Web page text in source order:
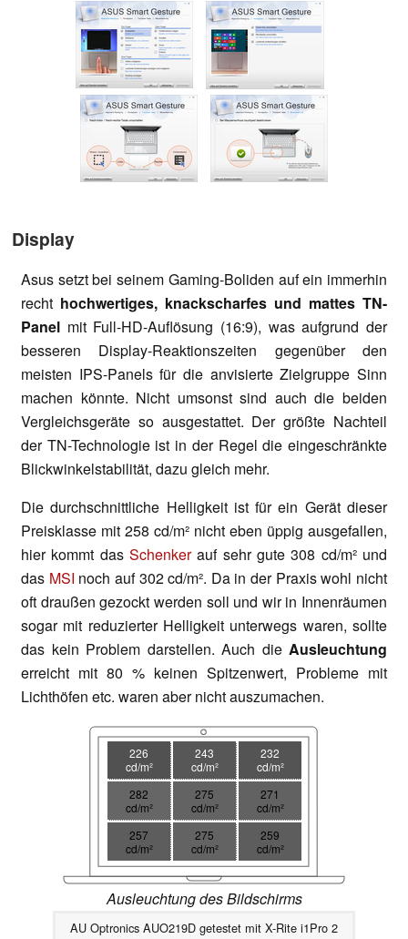
Display
Asus setzt bei seinem Gaming-Boliden auf ein immerhin
recht hochwertiges, knackscharfes und mattes TN-
Panel mit Full-HD-Auflösung (16:9), was aufgrund der
besseren Display-Reaktionszeiten gegenüber den
meisten IPS-Panels für die anvisierte Zielgruppe Sinn
machen könnte. Nicht umsonst sind auch die beiden
Vergleichsgeräte so ausgestattet. Der größte Nachteil
der TN-Technologie ist in der Regel die eingeschränkte
Blickwinkelstabilität, dazu gleich mehr.
Die durchschnittliche Helligkeit ist für ein Gerät dieser
Preisklasse mit 258 cd/m² nicht eben üppig ausgefallen,
hier kommt das Schenkerauf sehr gute 308 cd/m² und
das MSI noch auf 302 cd/m². Da in der Praxis wohl nicht
oft draußen gezockt werden soll und wir in Innenräumen
sogar mit reduzierter Helligkeit unterwegs waren, sollte
das kein Problem darstellen. Auch die Ausleuchtung
erreicht mit 80 % keinen Spitzenwert, Probleme mit
Lichthöfen etc. waren aber nicht auszumachen.
226
cd/m²
243
cd/m²
232
cd/m²
282
cd/m²
275
cd/m²
271
cd/m²
257
cd/m²
275
cd/m²
259
cd/m²
Ausleuchtung des Bildschirms
AU Optronics AUO219D getestet mit X-Rite i1Pro 2